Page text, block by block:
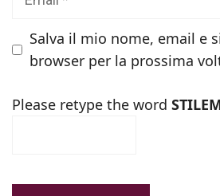
Salva il mio nome, email e
browser per la prossima
Please retype the word